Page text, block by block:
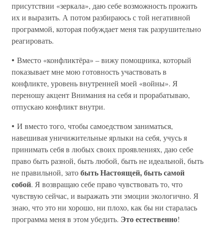
присутствии «зеркала», даю себе возможность прожить
их и выразить. А потом разбираюсь с той негативной
программой, которая побуждает меня так разрушительно
реагировать.
• Вместо «конфликтёра» – вижу помощника, который
показывает мне мою готовность участвовать в
конфликте, уровень внутренней моей «войны». Я
переношу акцент Внимания на себя и прорабатываю,
отпускаю конфликт внутри.
• И вместо того, чтобы самоедством заниматься,
навешивая уничижительные ярлыки на себя, учусь я
принимать себя в любых своих проявлениях, даю себе
право быть разной, быть любой, быть не идеальной, быть
не правильной, затобыть Настоящей, быть самой
собой. Я возвращаю себе право чувствовать то, что
чувствую сейчас, и выражать эти эмоции экологично. Я
знаю, что это ни хорошо, ни плохо, как бы ни старалась
программа меня в этом убедить. Это естественно!